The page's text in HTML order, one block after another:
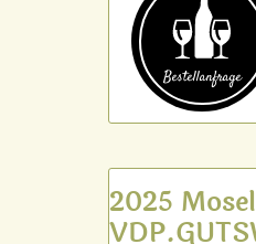
Bestell­anfrage
2025